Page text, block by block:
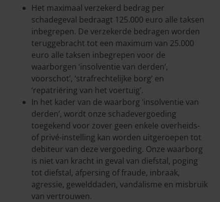
Het maximaal verzekerd bedrag per
schadegeval bedraagt 125.000 euro alle taksen
inbegrepen. De verzekerde bedragen worden
teruggebracht tot een maximum van 25.000
euro alle taksen inbegrepen voor de
waarborgen ‘insolventie van derden’,
voorschot’, ‘strafrechtelijke borg’ en
‘repatriëring van het voertuig’.
In het kader van de waarborg ‘insolventie van
derden’, wordt onze schadevergoeding
toegekend voor zover geen enkele overheids-
of privé-instelling kan worden uitgeroepen tot
debiteur van deze vergoeding. Onze waarborg
is niet van kracht in geval van diefstal, poging
tot diefstal, afpersing of fraude, inbraak,
agressie, gewelddaden, vandalisme en misbruik
van vertrouwen.